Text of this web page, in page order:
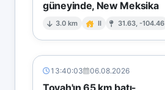
güneyinde, New Meksika
3.0 km II 31.63, -104.46
13:40:03 06.08.2026
Toyah'ın 65 km batı-